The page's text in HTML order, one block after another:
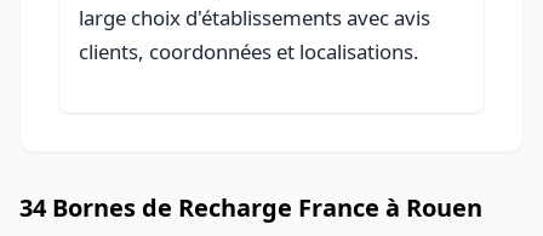
large choix d'établissements avec avis
clients, coordonnées et localisations.
34 Bornes de Recharge France à Rouen